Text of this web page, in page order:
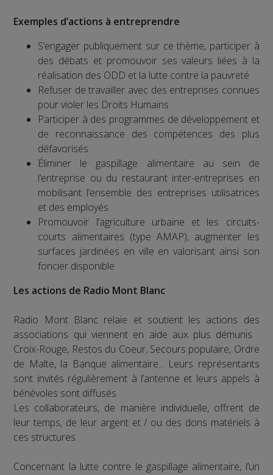
Exemples d’actions à entreprendre
S’engager publiquement sur ce thème, participer à
des débats et promouvoir ses valeurs liées à la
réalisation des ODD et la lutte contre la pauvreté
Refuser de travailler avec des entreprises connues
pour violer les Droits Humains
Participer à des programmes de développement et
de reconnaissance des compétences des plus
défavorisés
Éliminer le gaspillage alimentaire au sein de
l’entreprise ou du restaurant inter-entreprises en
mobilisant l’ensemble des entreprises utilisatrices
et des employés
Promouvoir l’agriculture urbaine et les circuits-
courts alimentaires (type AMAP), augmenter les
surfaces jardinées en ville en valorisant ainsi son
foncier disponible
Les actions de Radio Mont Blanc
Radio Mont Blanc relaie et soutient les actions des
associations qui viennent en aide aux plus démunis :
Croix-Rouge, Restos du Coeur, Secours populaire, Ordre
de Malte, la Banque alimentaire... Leurs représentants
sont invités régulièrement à l’antenne et leurs appels à
bénévoles sont diffusés.
Les collaborateurs, de manière individuelle, offrent de
leur temps, de leur argent et / ou des dons matériels à
ces structures.
Concernant la lutte contre le gaspillage alimentaire, l’un